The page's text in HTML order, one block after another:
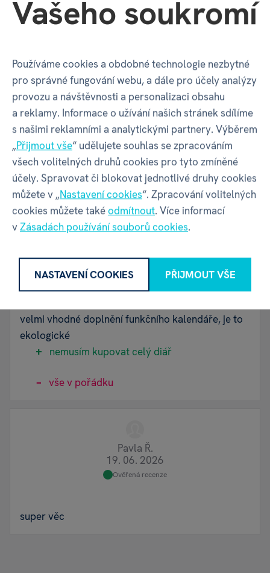
Hodnocení5
100 %zákazníků doporučuje
2hodnocení uživatelů
Máte zkušenost s tímto zbožím?
Napište recenzi a pomozte ostatním s výběrem.
Pravidla recenzí
NAPSAT RECENZI
07. 08. 2026
Ověřená recenze
velmi vhodné doplnění funkčního kalendáře, je to
ekologické
nemusím kupovat celý diář
vše v pořádku
Pavla Ř.
19. 06. 2026
Ověřená recenze
super věc
Vašeho soukromí
Používáme cookies a obdobné technologie nezbytné
pro správné fungování webu, a dále pro účely analýzy
provozu a návštěvnosti a personalizaci obsahu
a reklamy. Informace o užívání našich stránek sdílíme
s našimi reklamními a analytickými partnery. Výběrem
„Přijmout vše“ udělujete souhlas se zpracováním
všech volitelných druhů cookies pro tyto zmíněné
účely. Spravovat či blokovat jednotlivé druhy cookies
můžete v „Nastavení cookies“. Zpracování volitelných
cookies můžete takéodmítnout. Více informací
vZásadách používání souborů cookies.
NASTAVENÍ COOKIES PŘIJMOUT VŠE